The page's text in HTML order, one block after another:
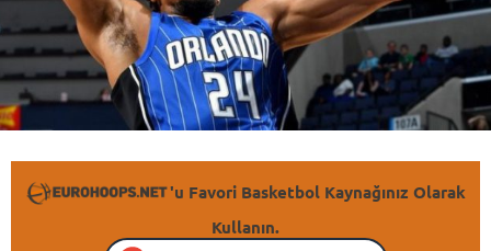
'u Favori Basketbol Kaynağınız Olarak
Kullanın.